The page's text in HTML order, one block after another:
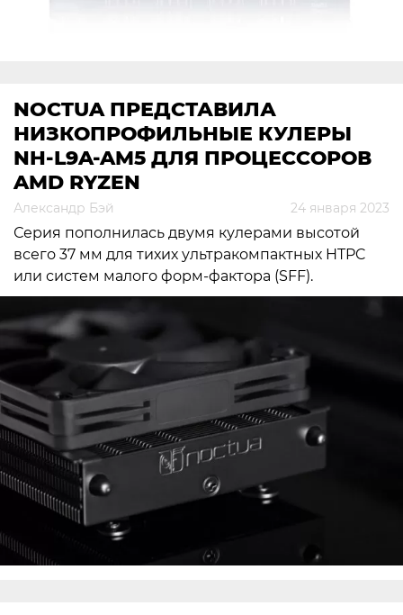
NOCTUA ПРЕДСТАВИЛА
НИЗКОПРОФИЛЬНЫЕ КУЛЕРЫ
NH-L9A-AM5 ДЛЯ ПРОЦЕССОРОВ
AMD RYZEN
Александр Бэй 24 января 2023
Серия пополнилась двумя кулерами высотой
всего 37 мм для тихих ультракомпактных HTPC
или систем малого форм-фактора (SFF).